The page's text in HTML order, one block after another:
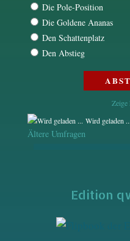
Die Pole-Position
Die Goldene Ananas
Den Schattenplatz
Den Abstieg
Zeige
Wird geladen ...
Ältere Umfragen
Edition